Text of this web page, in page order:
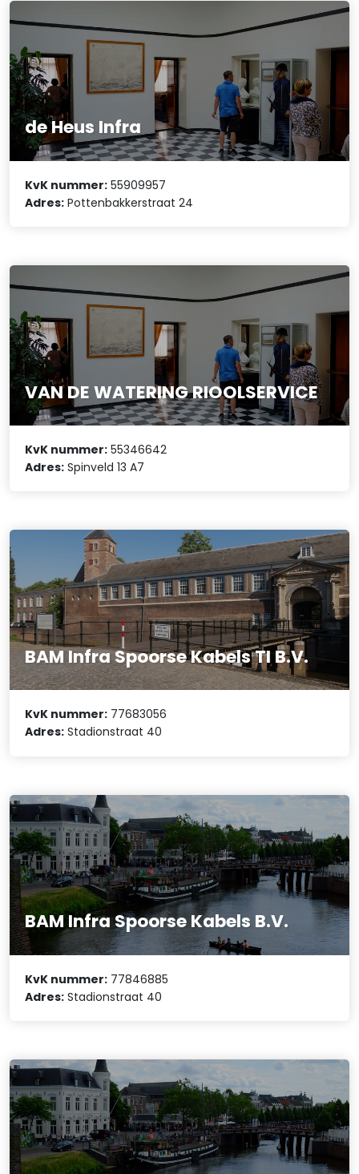
de Heus Infra
KvK nummer: 55909957
Adres: Pottenbakkerstraat 24
VAN DE WATERING RIOOLSERVICE
KvK nummer: 55346642
Adres: Spinveld 13 A7
BAM Infra Spoorse Kabels TI B.V.
KvK nummer: 77683056
Adres: Stadionstraat 40
BAM Infra Spoorse Kabels B.V.
KvK nummer: 77846885
Adres: Stadionstraat 40